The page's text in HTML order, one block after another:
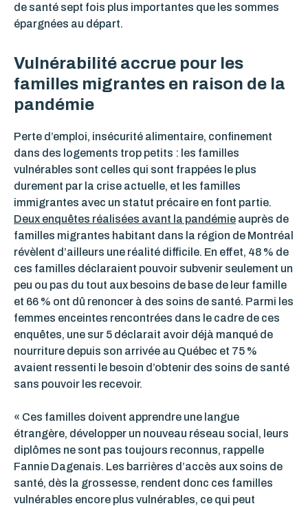
de santé sept fois plus importantes que les sommes
épargnées au départ.
Vulnérabilité accrue pour les
familles migrantes en raison de la
pandémie
Perte d’emploi, insécurité alimentaire, confinement
dans des logements trop petits : les familles
vulnérables sont celles qui sont frappées le plus
durement par la crise actuelle, et les familles
immigrantes avec un statut précaire en font partie.
Deux enquêtes réalisées avant la pandémie auprès de
familles migrantes habitant dans la région de Montréal
révèlent d’ailleurs une réalité difficile. En effet, 48 % de
ces familles déclaraient pouvoir subvenir seulement un
peu ou pas du tout aux besoins de base de leur famille
et 66 % ont dû renoncer à des soins de santé. Parmi les
femmes enceintes rencontrées dans le cadre de ces
enquêtes, une sur 5 déclarait avoir déjà manqué de
nourriture depuis son arrivée au Québec et 75 %
avaient ressenti le besoin d’obtenir des soins de santé
sans pouvoir les recevoir.
« Ces familles doivent apprendre une langue
étrangère, développer un nouveau réseau social, leurs
diplômes ne sont pas toujours reconnus, rappelle
Fannie Dagenais. Les barrières d’accès aux soins de
santé, dès la grossesse, rendent donc ces familles
vulnérables encore plus vulnérables, ce qui peut